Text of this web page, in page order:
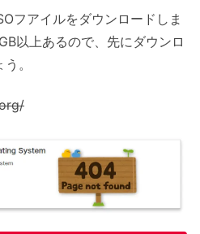
フアイルをダウンロードしま
以上あるので、先にダウンロ
。